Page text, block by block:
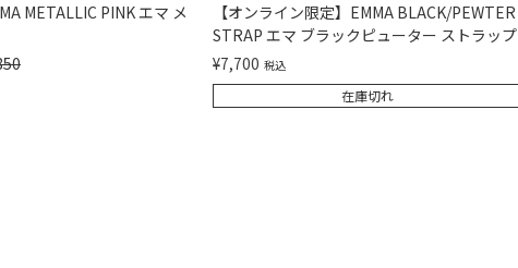
METALLIC PINK エマ メ
【オンライン限定】EMMA BLACK/PEWTER
STRAP エマ ブラックピューター ストラップ
¥7,700 税込
在庫切れ